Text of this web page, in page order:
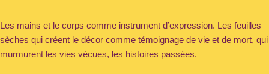
Les mains et le corps comme instrument d’expression. Les feuilles
sèches qui créent le décor comme témoignage de vie et de mort, qui
murmurent les vies vécues, les histoires passées.